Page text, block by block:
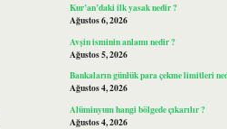
Kur’an’daki ilk yasak nedir ?
Ağustos 6, 2026
Avşin isminin anlamı nedir ?
Ağustos 5, 2026
Bankaların günlük para çekme limitleri
Ağustos 4, 2026
Alüminyum hangi bölgede çıkarılır ?
Ağustos 4, 2026